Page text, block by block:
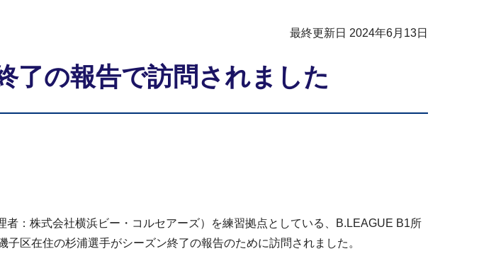
最終更新日 2024年6月13日
了の報告で訪問されました
：株式会社横浜ビー・コルセアーズ）を練習拠点としている、B.LEAGUE B1所
区在住の杉浦選手がシーズン終了の報告のために訪問されました。